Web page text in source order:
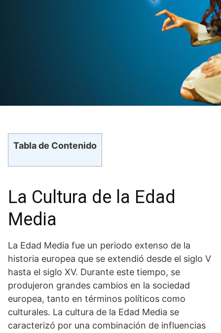
Tabla de Contenido
La Cultura‌ de la Edad
Media
La Edad Media ⁣fue un periodo extenso de la
historia⁣ europea que se extendió ⁣desde el siglo V
hasta el siglo XV. Durante este ⁣tiempo, se
produjeron grandes cambios en la sociedad
europea, tanto en términos políticos como
culturales. La cultura de la Edad Media se
caracterizó por una combinación de influencias